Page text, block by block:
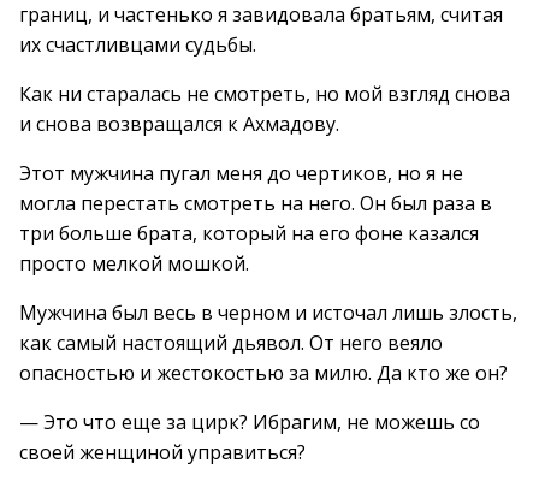
границ, и частенько я завидовала братьям, считая
их счастливцами судьбы.
Как ни старалась не смотреть, но мой взгляд снова
и снова возвращался к Ахмадову.
Этот мужчина пугал меня до чертиков, но я не
могла перестать смотреть на него. Он был раза в
три больше брата, который на его фоне казался
просто мелкой мошкой.
Мужчина был весь в черном и источал лишь злость,
как самый настоящий дьявол. От него веяло
опасностью и жестокостью за милю. Да кто же он?
— Это что еще за цирк? Ибрагим, не можешь со
своей женщиной управиться?